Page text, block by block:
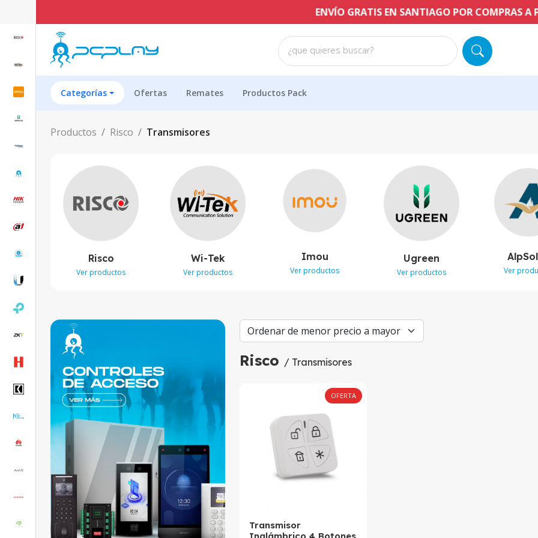
ENVÍO GRATIS EN SANTIAGO POR COMPRAS A PARTIR
¿que quieres buscar?
Categorías Ofertas Remates Productos Pack
Productos Risco Transmisores
Risco
Ver productos
Wi-Tek
Ver productos
Imou
Ver productos
Ugreen
Ver productos Ver
Risco / Transmisores
OFERTA
Transmisor